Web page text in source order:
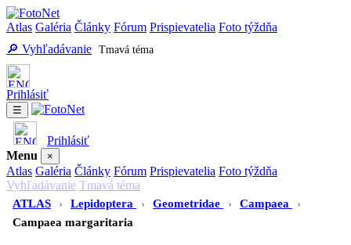
Atlas Galéria Články Fórum Prispievatelia Foto týždňa
🔎 Vyhľadávanie Tmavá téma
Prihlásiť
☰
Prihlásiť
Menu
×
Atlas Galéria Články Fórum Prispievatelia Foto týždňa
Vyhľadávanie Tmavá téma
ATLAS
› Lepidoptera › Geometridae › Campaea
›
Campaea margaritaria